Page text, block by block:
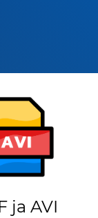
ja AVI